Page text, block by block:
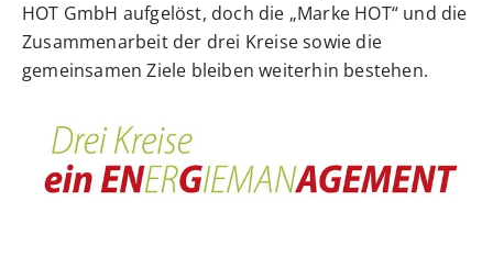
HOT GmbH aufgelöst, doch die „Marke HOT“ und die
Zusammenarbeit der drei Kreise sowie die
gemeinsamen Ziele bleiben weiterhin bestehen.